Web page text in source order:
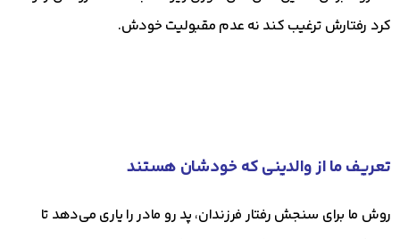
کرد رفتارش ترغیب کند نه عدم مقبولیت خودش.
تعریف ما از والدینی که خودشان هستند
روش ما برای سنجش رفتار فرزندان، پد رو مادر را یاری می‌دهد تا